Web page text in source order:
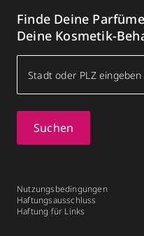
Finde Deine
Deine Kosmetik-
Suchen
Nutzungsbedingungen
Haftungsausschluss
Haftung für Links